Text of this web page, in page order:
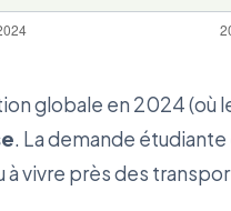
globale en 2024 (où
. La demande
vivre près des